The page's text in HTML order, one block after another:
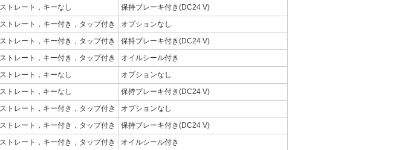
ストレート，キーなし
保持ブレーキ付き(DC24 V)
ストレート，キー付き，タップ付き
オプションなし
ストレート，キー付き，タップ付き
保持ブレーキ付き(DC24 V)
ストレート，キー付き，タップ付き
オイルシール付き
ストレート，キーなし
オプションなし
ストレート，キーなし
保持ブレーキ付き(DC24 V)
ストレート，キー付き，タップ付き
オプションなし
ストレート，キー付き，タップ付き
保持ブレーキ付き(DC24 V)
ストレート，キー付き，タップ付き オイルシール付き